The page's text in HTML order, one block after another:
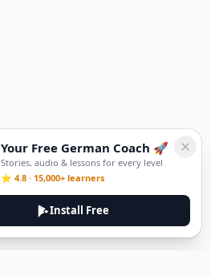
Your Free German Coach 🚀
Stories, audio & lessons for every level
⭐ 4.8 · 15,000+ learners
Install Free